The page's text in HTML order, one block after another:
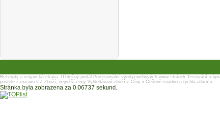
Recerpty a veganská strava. Užitečný portál Profesionální výroba webových www stránek Testování a
postele z masivu CZ Zboží, nejnižší ceny Vyhledávaní zboží z Číny v Češtině snadno a rychla zdarma..
Stránka byla zobrazena za 0.06737 sekund.